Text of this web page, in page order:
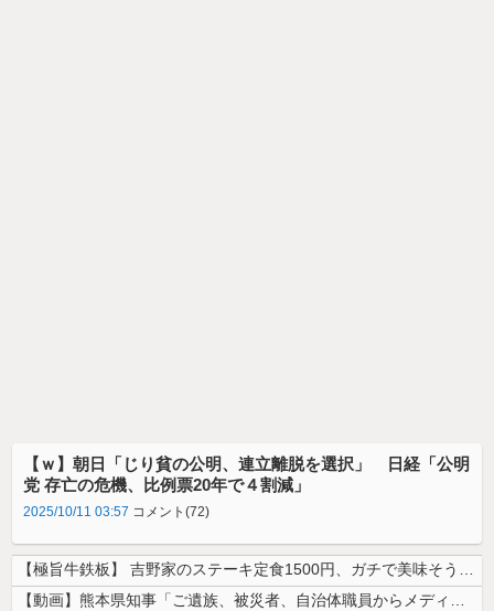
【ｗ】朝日「じり貧の公明、連立離脱を選択」 日経「公明
党 存亡の危機、比例票20年で４割減」
2025/10/11 03:57 コメント(72)
【極旨牛鉄板】 吉野家のステーキ定食1500円、ガチで美味そうｗｗｗ
【動画】熊本県知事「ご遺族、被災者、自治体職員からメディアの報道に対し...